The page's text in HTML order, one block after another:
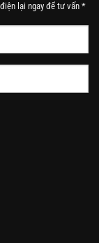
lại ngay để tư vấn *